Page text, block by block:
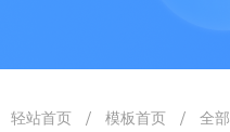
轻站首页 / 模板首页 / 全部